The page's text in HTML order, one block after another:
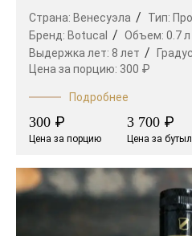
Страна: Венесуэла Тип:
Бренд: Botucal Объем: 0.7 л
Выдержка лет: 8 лет
Цена за порцию: 300 ₽
Подробнее
300 ₽
Цена за порцию
3 700 ₽
Цена за